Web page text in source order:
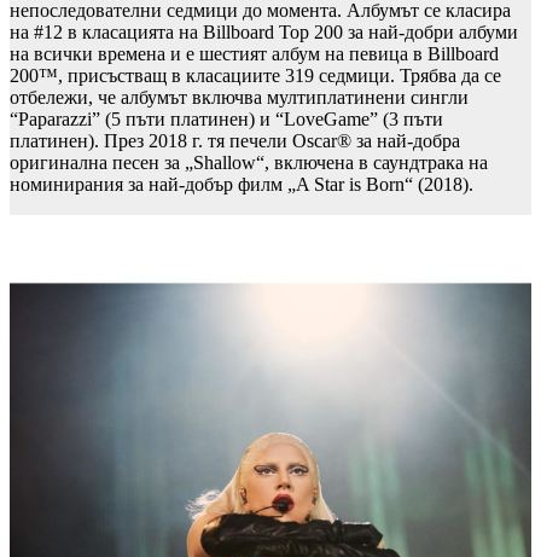
непоследователни седмици до момента. Албумът се класира
на #12 в класацията на Billboard Top 200 за най-добри албуми
на всички времена и е шестият албум на певица в Billboard
200™, присъстващ в класациите 319 седмици. Трябва да се
отбележи, че албумът включва мултиплатинени сингли
“Paparazzi” (5 пъти платинен) и “LoveGame” (3 пъти
платинен). През 2018 г. тя печели Oscar® за най-добра
оригинална песен за „Shallow“, включена в саундтрака на
номинирания за най-добър филм „A Star is Born“ (2018).